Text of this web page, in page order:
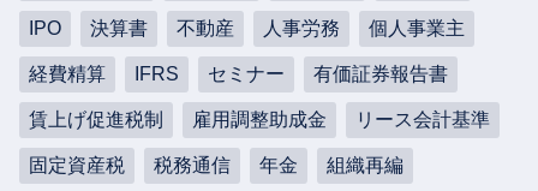
IPO 決算書 不動産 人事労務 個人事業主
経費精算 IFRS セミナー 有価証券報告書
賃上げ促進税制 雇用調整助成金 リース会計基準
固定資産税 税務通信 年金 組織再編